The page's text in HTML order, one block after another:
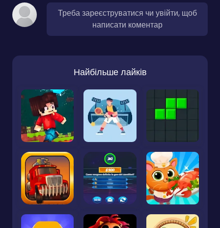
Треба зареєструватися чи увійти, щоб
написати коментар
Найбільше лайків